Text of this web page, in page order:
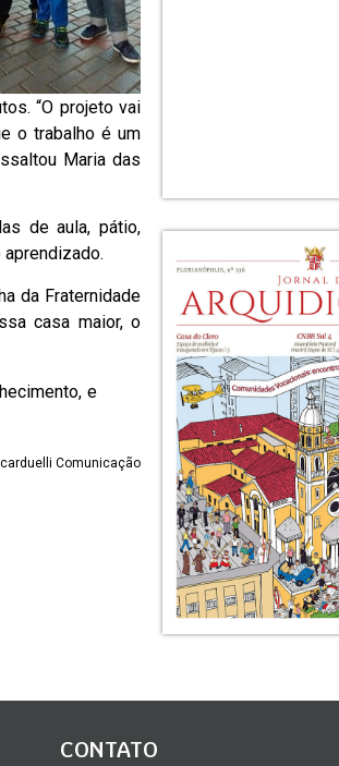
“O projeto vai
o trabalho é um
Maria das
de aula, pátio,
aprendizado.
da Fraternidade
casa maior, o
e
Comunicação
CONTATO